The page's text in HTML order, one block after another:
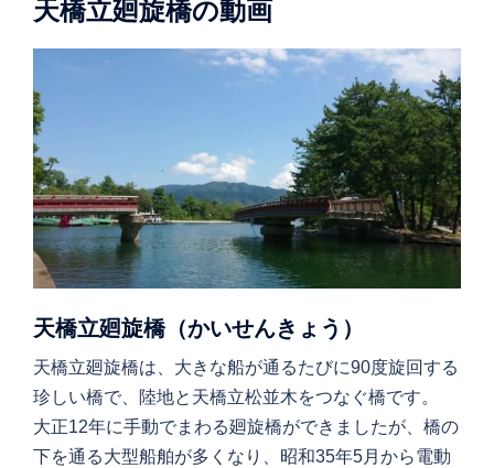
天橋立廻旋橋の動画
天橋立廻旋橋（かいせんきょう）
天橋立廻旋橋は、大きな船が通るたびに90度旋回する
珍しい橋で、陸地と天橋立松並木をつなぐ橋です。
大正12年に手動でまわる廻旋橋ができましたが、橋の
下を通る大型船舶が多くなり、昭和35年5月から電動